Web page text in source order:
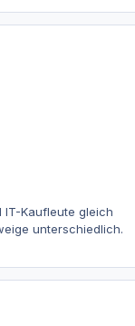
IT-Kaufleute gleich
unterschiedlich.